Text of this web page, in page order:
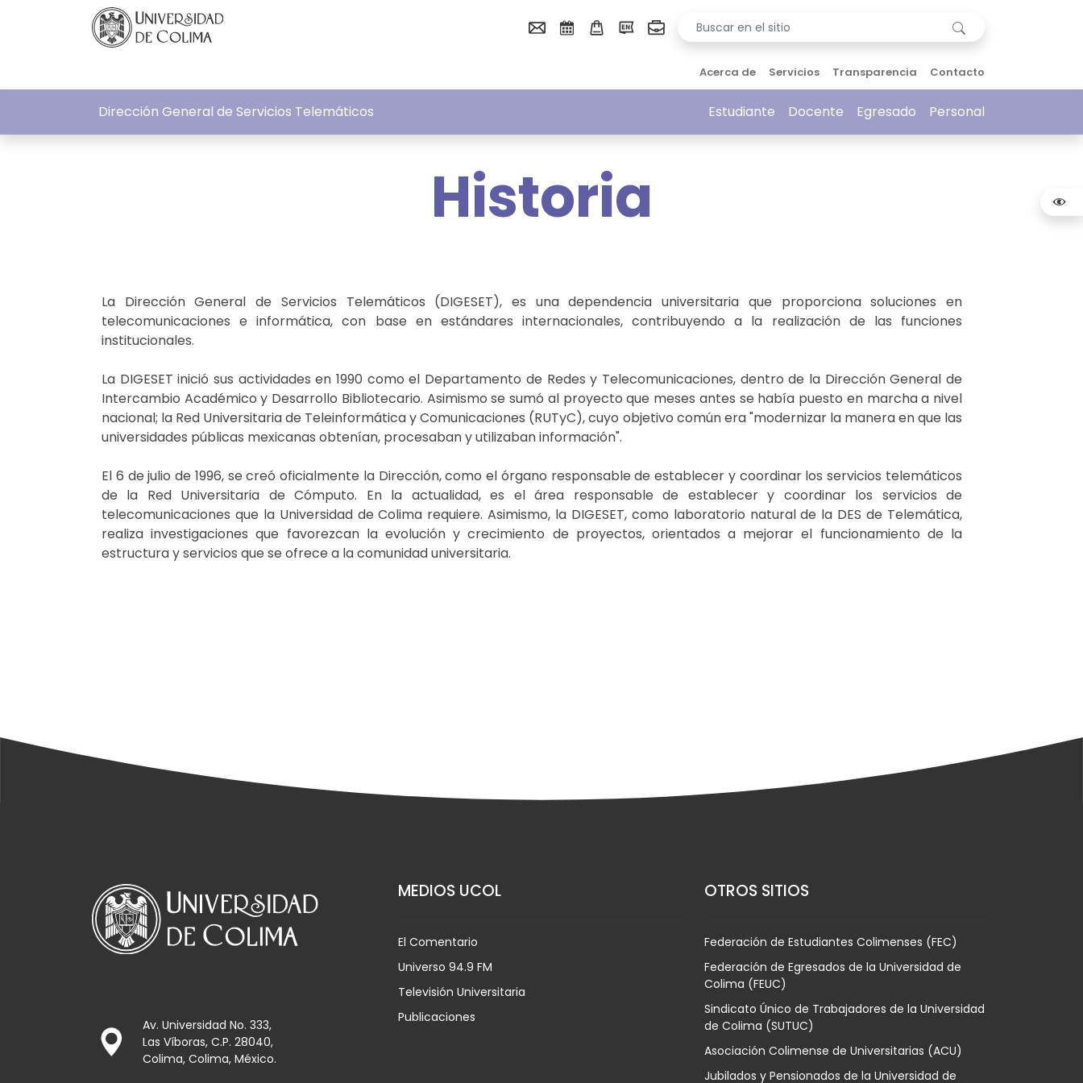
Acerca de Servicios Transparencia Contacto
Dirección General de Servicios Telemáticos Estudiante Docente Egresado Personal
Historia
La Dirección General de Servicios Telemáticos (DIGESET), es una dependencia universitaria que proporciona soluciones en
telecomunicaciones e informática, con base en estándares internacionales, contribuyendo a la realización de las funciones
institucionales.
La DIGESET inició sus actividades en 1990 como el Departamento de Redes y Telecomunicaciones, dentro de la Dirección General de
Intercambio Académico y Desarrollo Bibliotecario. Asimismo se sumó al proyecto que meses antes se había puesto en marcha a nivel
nacional; la Red Universitaria de Teleinformática y Comunicaciones (RUTyC), cuyo objetivo común era "modernizar la manera en que las
universidades públicas mexicanas obtenían, procesaban y utilizaban información".
El 6 de julio de 1996, se creó oficialmente la Dirección, como el órgano responsable de establecer y coordinar los servicios telemáticos
de la Red Universitaria de Cómputo. En la actualidad, es el área responsable de establecer y coordinar los servicios de
telecomunicaciones que la Universidad de Colima requiere. Asimismo, la DIGESET, como laboratorio natural de la DES de Telemática,
realiza investigaciones que favorezcan la evolución y crecimiento de proyectos, orientados a mejorar el funcionamiento de la
estructura y servicios que se ofrece a la comunidad universitaria.
Av. Universidad No. 333,
Las Víboras, C.P. 28040,
Colima, Colima, México.
MEDIOS UCOL
El Comentario
Universo 94.9 FM
Televisión Universitaria
Publicaciones
OTROS SITIOS
Federación de Estudiantes Colimenses (FEC)
Federación de Egresados de la Universidad de
Colima (FEUC)
Sindicato Único de Trabajadores de la Universidad
de Colima (SUTUC)
Asociación Colimense de Universitarias (ACU)
Jubilados y Pensionados de la Universidad de